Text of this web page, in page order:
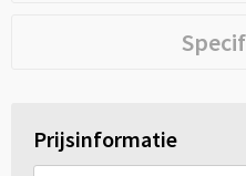
Prijsinformatie